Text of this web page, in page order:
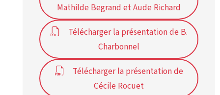
Mathilde Begrand et Aude Richard
Télécharger la présentation de B.
Charbonnel
Télécharger la présentation de
Cécile Rocuet